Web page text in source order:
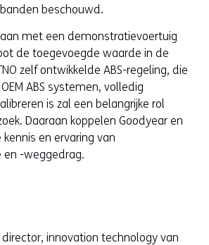
beschouwd.
met een demonstratievoertuig
de toegevoegde waarde in de
zelf ontwikkelde ABS-regeling, die
ABS systemen, volledig
is zal een belangrijke rol
Daaraan koppelen Goodyear en
kennis en ervaring van
-weggedrag.
director, innovation technology van